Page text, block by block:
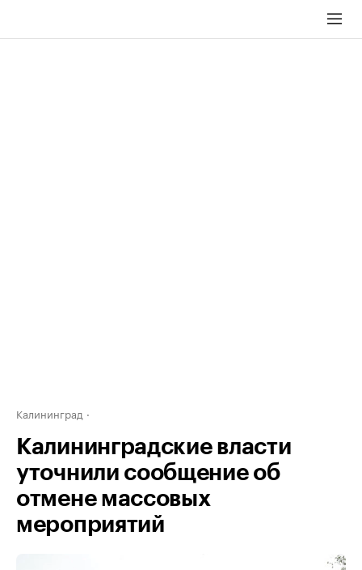
Калининград
Калининградские власти
уточнили сообщение об
отмене массовых
мероприятий